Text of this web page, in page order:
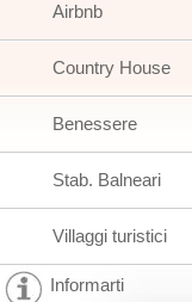
Airbnb
Country House
Benessere
Stab. Balneari
Villaggi turistici
Informarti